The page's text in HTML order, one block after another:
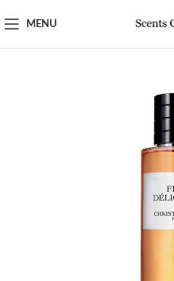
MENU